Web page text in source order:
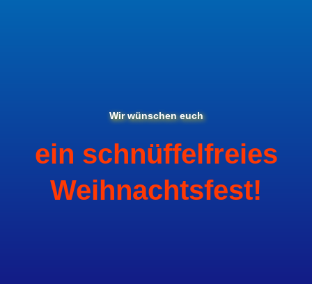
Wir wünschen euch
ein schnüffelfreies
Weihnachtsfest!